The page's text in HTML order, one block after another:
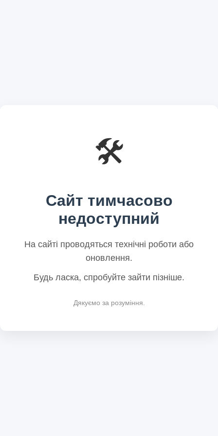
🛠️
Сайт тимчасово
недоступний
На сайті проводяться технічні роботи або
оновлення.
Будь ласка, спробуйте зайти пізніше.
Дякуємо за розуміння.